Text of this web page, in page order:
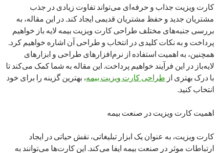
کارت ویزیت جذاب و حرفه‌ای می‌تواند تفاوت زیادی در جذب
مشتریان جدید و حفظ مشتریان قدیمی ایجاد کند. در این مقاله، به
بررسی جنبه‌های مختلف طراحی کارت ویزیت بیمه لایه باز خواهیم
پرداخت و به نکات کلیدی در انتخاب و طراحی آن اشاره خواهیم کرد.
همچنین، به اهمیت استفاده از نرم‌افزارهای طراحی و ابزارهای
لایه‌باز در این فرآیند خواهیم پرداخت. این مقاله به شما کمک می‌کند تا
با درک بهتری از طراحی کارت ویزیت بیمه، بهترین گزینه را برای خود
انتخاب کنید.
اهمیت کارت ویزیت در صنعت بیمه
کارت ویزیت، به عنوان یک ابزار تبلیغاتی، نقش حیاتی در ایجاد
ارتباطات موثر در صنعت بیمه ایفا می‌کند. این کارت‌ها می‌توانند به